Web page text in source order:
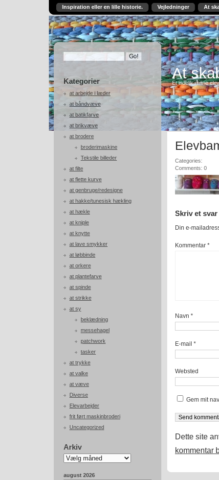
Inspiration eller en lille historie. Vejledninger At
Kategorier
at arbejde i læder
at båndvæve
at batikfarve
at brikvæve
at brodere
broderimaskine
Tekstile billeder
at filte
at flette kurve
at genbruge/redesigne
at hakke/tunesisk hækling
at hækle
at kniple
at knytte
at lave smykker
at løbbinde
at orkere
at plantefarve
at spinde
at strikke
at sy
beklædning
messehagel
patchwork
tasker
at trykke
at valke
at væve
Diverse
Elevarbejder
frit ført maskinbroderi
Uncategorized
Arkiv
Arkiv
august 2026
At
Et indblik i mine
Categories:
Comments: 0
Skriv et svar
Din e-
Kommentar *
Navn *
E-mail *
Websted
Gem mit
Dette site
kommentar